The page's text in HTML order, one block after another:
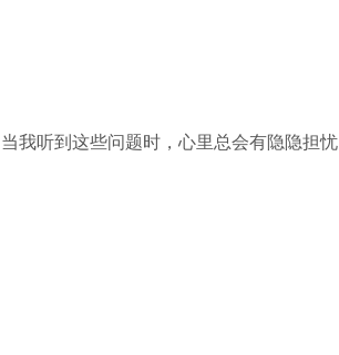
我听到这些问题时，心里总会有隐隐担忧